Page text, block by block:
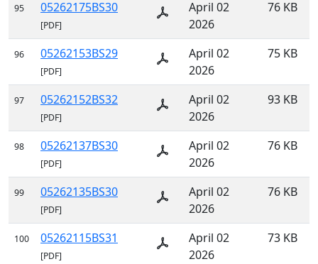
95 05262175BS30
[PDF]
April 02
2026
76 KB
96 05262153BS29
[PDF]
April 02
2026
75 KB
97 05262152BS32
[PDF]
April 02
2026
93 KB
98 05262137BS30
[PDF]
April 02
2026
76 KB
99 05262135BS30
[PDF]
April 02
2026
76 KB
100 05262115BS31
[PDF]
April 02
2026
73 KB